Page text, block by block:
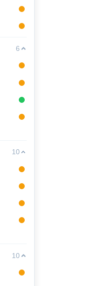
6
10
10